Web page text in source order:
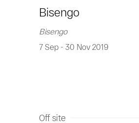
Bisengo
Bisengo
7 Sep - 30 Nov 2019
Off site